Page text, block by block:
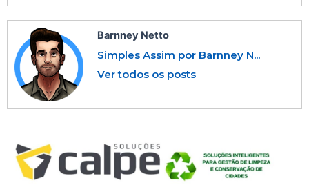
Barnney Netto
Simples Assim por Barnney N...
Ver todos os posts